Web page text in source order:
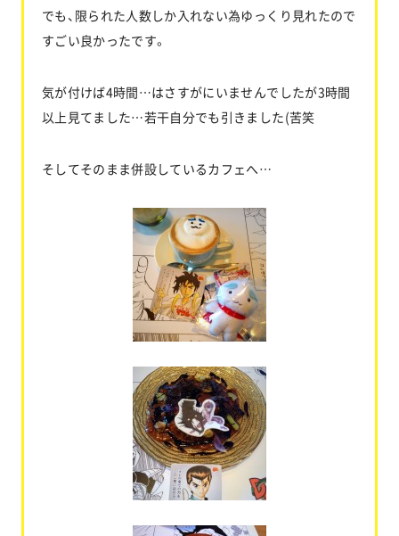
でも、限られた人数しか入れない為ゆっくり見れたので
すごい良かったです。
気が付けば4時間…はさすがにいませんでしたが3時間
以上見てました…若干自分でも引きました(苦笑
そしてそのまま併設しているカフェへ…